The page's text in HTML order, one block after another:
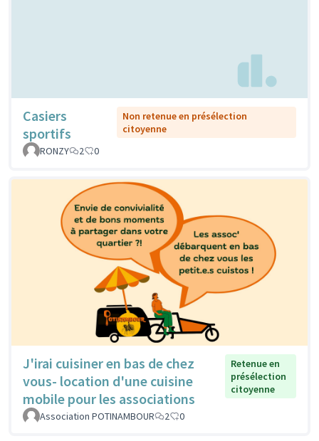
Casiers
sportifs
Non retenue en présélection
citoyenne
RONZY
2 0
J'irai cuisiner en bas de chez
vous- location d'une cuisine
mobile pour les associations
Retenue en
présélection
citoyenne
Association POTINAMBOUR 2 0